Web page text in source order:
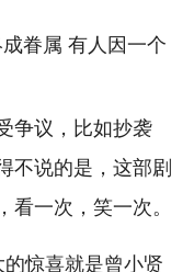
争议，比如抄袭
不说的是，这部剧
一次，笑一次。
的惊喜就是曾小贤